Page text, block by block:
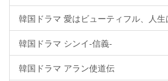
韓国ドラマ 愛はビューティフル、人
韓国ドラマ シンイ-信義-
韓国ドラマ アラン使道伝